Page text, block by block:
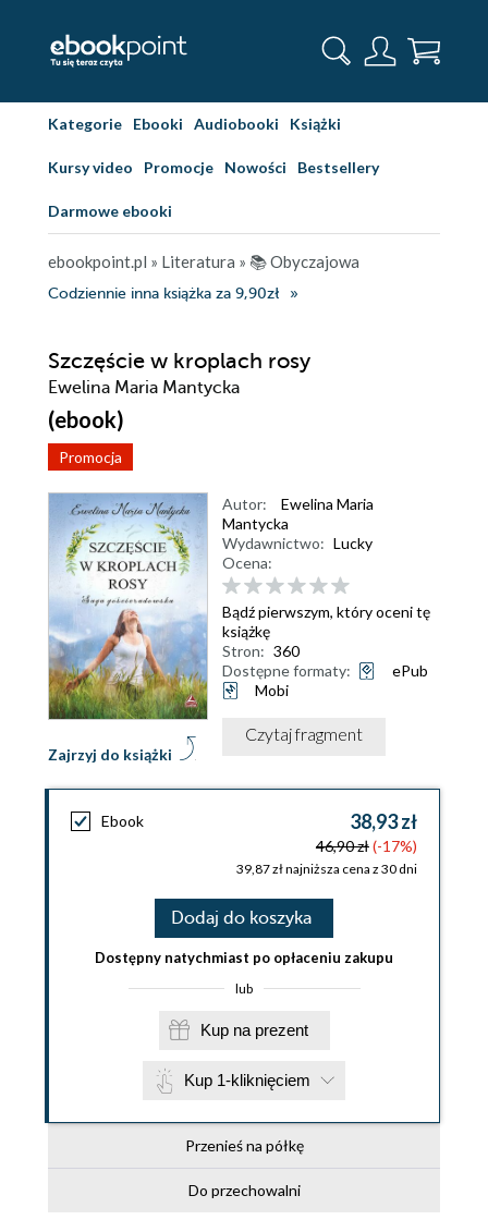
Kategorie Ebooki Audiobooki Książki
Kursy video Promocje Nowości Bestsellery
Darmowe ebooki
ebookpoint.pl » Literatura » 📚 Obyczajowa
Codziennie inna książka za 9,90zł
Szczęście w kroplach rosy
Ewelina Maria Mantycka
(ebook)
Promocja
Zajrzyj do książki
Autor:
Ewelina Maria
Mantycka
Wydawnictwo: Lucky
Ocena:
Bądź pierwszym, który oceni tę
książkę
Stron: 360
Dostępne formaty:
ePub
Mobi
Czytaj fragment
Ebook 38,93 zł
46,90 zł(-17%)
39,87 zł najniższa cena z 30 dni
Dodaj do koszyka
Dostępny natychmiast po opłaceniu zakupu
lub
Kup na prezent
Kup 1-kliknięciem
Przenieś na półkę
Do przechowalni